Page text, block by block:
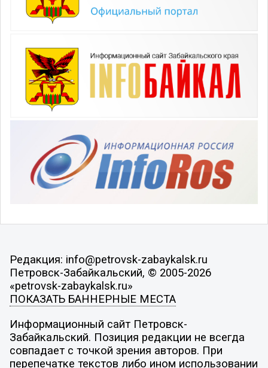
Редакция: info@petrovsk-zabaykalsk.ru
Петровск-Забайкальский, © 2005-2026
«petrovsk-zabaykalsk.ru»
ПОКАЗАТЬ БАННЕРНЫЕ МЕСТА
Информационный сайт Петровск-
Забайкальский. Позиция редакции не всегда
совпадает с точкой зрения авторов. При
перепечатке текстов либо ином использовании